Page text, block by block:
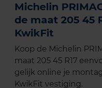
Michelin
de maat 205 45
KwikFit
Koop de Michelin
maat 205 45 R17
gelijk online je
KwikFit vestiging.